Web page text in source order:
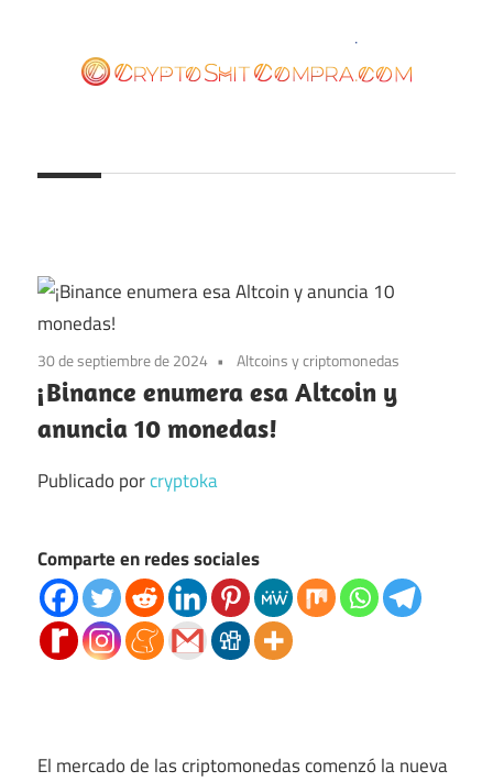
contenido
30 de septiembre de 2024 Altcoins y criptomonedas
¡Binance enumera esa Altcoin y
anuncia 10 monedas!
Publicado porcryptoka
Comparte en redes sociales
El mercado de las criptomonedas comenzó la nueva